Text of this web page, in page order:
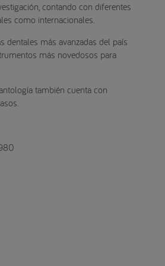
contando con diferentes
como internacionales.
dentales más avanzadas del país
más novedosos para
también cuenta con